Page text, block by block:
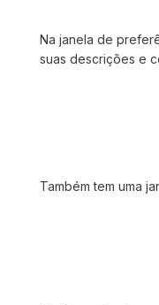
Na janela de
suas descrições e
Também tem uma